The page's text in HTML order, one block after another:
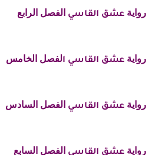
رواية عشق القاسي الفصل الرابع
رواية عشق القاسي الفصل الخامس
رواية عشق القاسي الفصل السادس
رواية عشق القاسي الفصل السابع